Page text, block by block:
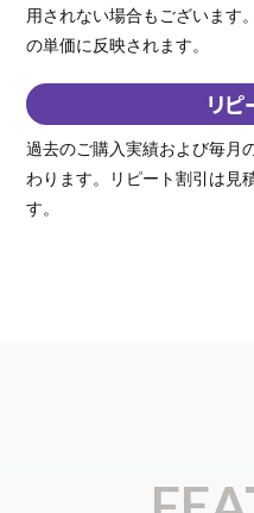
用されない場合もございます
の単価に反映されます。
リピ
過去のご購入実績および毎月
わります。リピート割引は見
す。